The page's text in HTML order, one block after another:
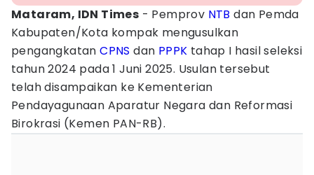
Mataram, IDN Times - Pemprov NTB dan Pemda
Kabupaten/Kota kompak mengusulkan
pengangkatanCPNS dan PPPK tahap I hasil seleksi
tahun 2024 pada 1 Juni 2025. Usulan tersebut
telah disampaikan ke Kementerian
Pendayagunaan Aparatur Negara dan Reformasi
Birokrasi (Kemen PAN-RB).